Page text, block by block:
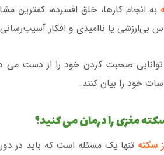
به انجام کارها، خلق افسرده، کمترین
بی‌ارزشی یا ناامیدی و افکار
توانایی صحبت کردن خود را از دست می
خود را بیان کنند.
مغزی را درمان می کنید؟
سکته تنها یک مسئله است که باید در